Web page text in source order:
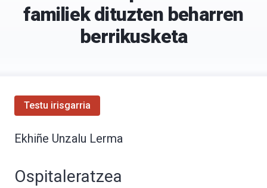
familiek dituzten beharren
berrikusketa
Testu irisgarria
Ekhiñe Unzalu Lerma
Ospitaleratzea